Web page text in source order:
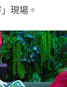
現場。